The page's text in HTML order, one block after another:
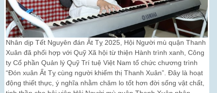
Nhân dịp Tết Nguyên đán Ất Tỵ 2025, Hội Người mù quận Thanh
Xuân đã phối hợp với Quỹ Xã hội từ thiện Hành trình xanh, Công
ty Cổ phần Quản lý Quỹ Trí tuệ Việt Nam tổ chức chương trình
“Đón xuân Ất Tỵ cùng người khiếm thị Thanh Xuân”. Đây là hoạt
động thiết thực, ý nghĩa nhằm chăm lo tốt hơn đời sống vật chất,